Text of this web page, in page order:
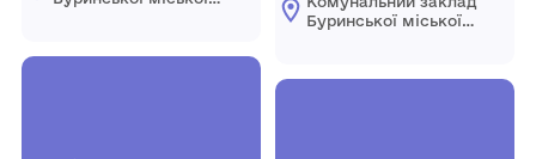
імені Павла Попова"
Буринської міської
імені Павла Попова"